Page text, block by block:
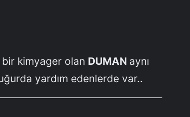
kimyager olan DUMAN aynı
yardım edenlerde var..